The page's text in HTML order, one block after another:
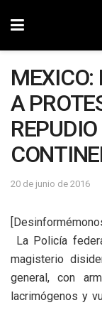
MEXICO:
A
20 de junio de 2016
La Policía
magisterio
general, con
lacrimógenos y